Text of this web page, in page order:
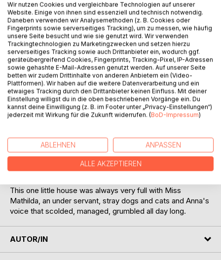
BESCHREIBUNG
Lindheims was Anna's favorite store, for there they had
bargain days, when flour and sugar were sold for a quarter
of a cent less for a pound, and there the heads of the
departments were all her friends and always managed to
give her the bargain prices, even on other days.
Anna led an arduous and troubled life.
Anna managed the whole little house for Miss Mathilda. It
kind that made a close pile like a row of dominoes that a
child knocks over, for they were built along a street which
at this point came down a steep hill. They were funny little
houses, two stories high, with red brick fronts and long
This one little house was always very full with Miss
Mathilda, an under servant, stray dogs and cats and Anna's
voice that scolded, managed, grumbled all day long.
AUTOR/IN
Wir nutzen Cookies und vergleichbare Technologien auf unserer
Website. Einige von ihnen sind essenziell und technisch notwendig.
Daneben verwenden wir Analysemethoden (z. B. Cookies oder
Fingerprints sowie serverseitiges Tracking), um zu messen, wie häufig
unsere Seite besucht und wie sie genutzt wird. Wir verwenden
Trackingtechnologien zu Marketingzwecken und setzen hierzu
serverseitiges Tracking sowie auch Drittanbieter ein, wodurch ggf.
geräteübergreifend Cookies, Fingerprints, Tracking-Pixel, IP-Adressen
sowie gehashte E-Mail-Adressen genutzt werden. Auf unserer Seite
betten wir zudem Drittinhalte von anderen Anbietern ein (Video-
Plattformen). Wir haben auf die weitere Datenverarbeitung und ein
etwaiges Tracking durch den Drittanbieter keinen Einfluss. Mit deiner
Einstellung willigst du in die oben beschriebenen Vorgänge ein. Du
kannst deine Einwilligung (z. B. im Footer unter „Privacy-Einstellungen“)
jederzeit mit Wirkung für die Zukunft widerrufen. (BoD-Impressum)
ABLEHNEN ANPASSEN
ALLE AKZEPTIEREN